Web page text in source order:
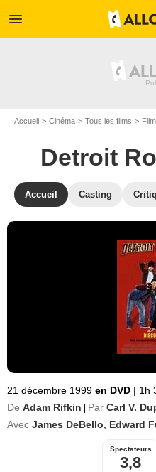
menu
Accueil Cinéma Tous les films
Detroit
Accueil Casting
21 décembre 1999 en DVD | 1h
De Adam Rifkin Par Carl V.
Avec James DeBello Edward
Spectateurs
3,8